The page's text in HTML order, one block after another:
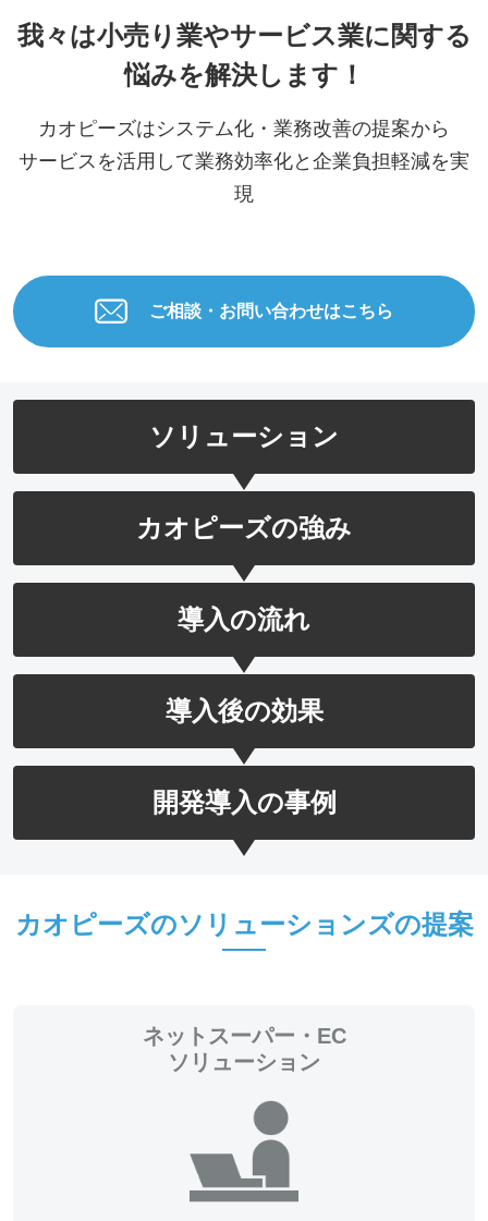
我々は小売り業やサービス業に関する
悩みを解決します！
カオピーズはシステム化・業務改善の提案から
サービスを活用して業務効率化と企業負担軽減を実
現
ご相談・お問い合わせはこちら
ソリューション
カオピーズの強み
導入の流れ
導入後の効果
開発導入の事例
カオピーズのソリューションズの提案
ネットスーパー・EC
ソリューション